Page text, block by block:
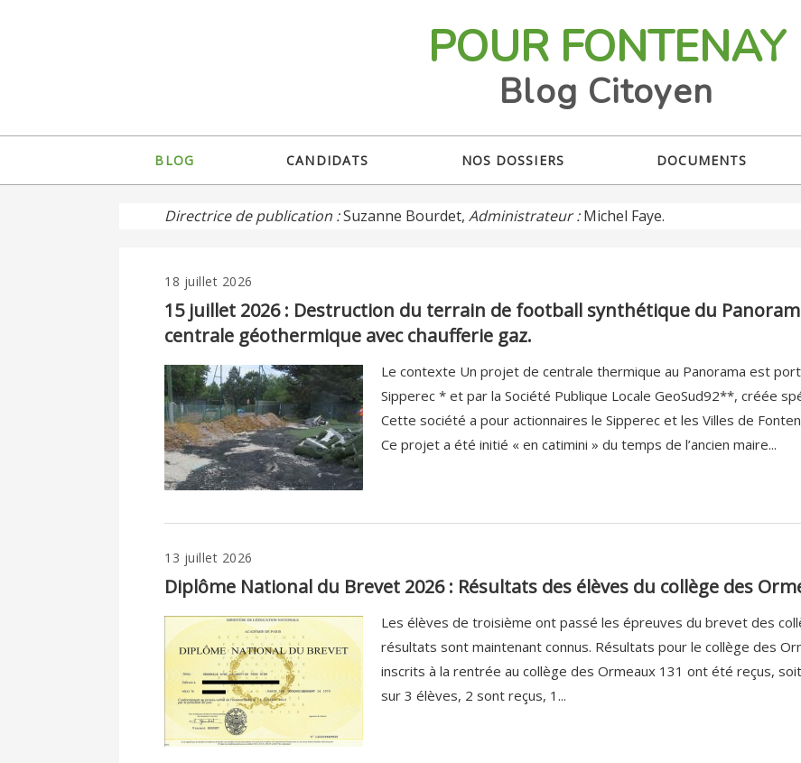
POUR FONTENAY
Blog Citoyen
top
BLOG CANDIDATS NOS DOSSIERS DOCUMENTS
Directrice de publication :Suzanne Bourdet, Administrateur :Michel Faye.
Back
to
top
18 juillet 2026
15 juillet 2026 : Destruction du terrain de football synthétique du
centrale géothermique avec chaufferie gaz.
Le contexte Un projet de centrale thermique au Panorama est
Sipperec * et par la Société Publique Locale GeoSud92**, créée
Cette société a pour actionnaires le Sipperec et les Villes de
Ce projet a été initié « en catimini » du temps de l’ancien maire...
13 juillet 2026
Diplôme National du Brevet 2026 : Résultats des élèves du collège des
Les élèves de troisième ont passé les épreuves du brevet des
résultats sont maintenant connus. Résultats pour le collège des
inscrits à la rentrée au collège des Ormeaux 131 ont été reçus,
sur 3 élèves, 2 sont reçus, 1...